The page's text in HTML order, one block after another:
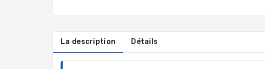
La description Détails